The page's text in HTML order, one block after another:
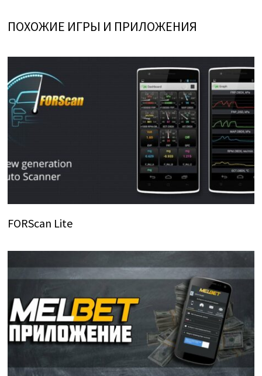
ПОХОЖИЕ ИГРЫ И ПРИЛОЖЕНИЯ
FORScan Lite